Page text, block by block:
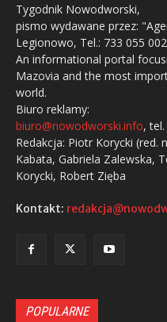
Tygodnik Nowodworski,
pismo wydawane przez:
Legionowo, Tel.: 733 055 002
An informational portal
Mazovia and the most
world.
Biuro reklamy:
biuro@nowodworski.info,
Redakcja: Piotr Korycki (red.
Kabata, Gabriela Zalewska,
Korycki, Robert Zięba
Kontakt:
POPULARNE